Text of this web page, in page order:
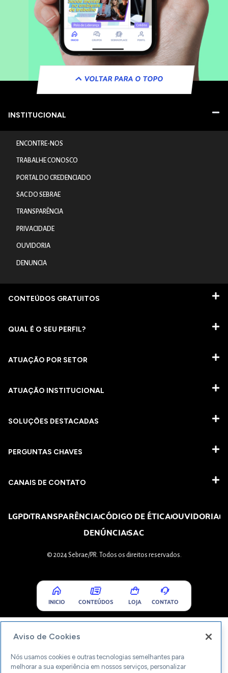
VOLTAR PARA O TOPO
INSTITUCIONAL
ENCONTRE-NOS
TRABALHE CONOSCO
PORTAL DO CREDENCIADO
SAC DO SEBRAE
TRANSPARÊNCIA
PRIVACIDADE
OUVIDORIA
DENUNCIA
CONTEÚDOS GRATUITOS
QUAL É O SEU PERFIL?
ATUAÇÃO POR SETOR
ATUAÇÃO INSTITUCIONAL
SOLUÇÕES DESTACADAS
PERGUNTAS CHAVES​
CANAIS DE CONTATO
LGPDTRANSPARÊNCIACÓDIGO DE ÉTICAOUVIDORIA
DENÚNCIASAC
© 2024 Sebrae/PR. Todos os direitos reservados.
INICIO CONTEÚDOS LOJA CONTATO
Aviso de Cookies
Nós usamos cookies e outras tecnologias semelhantes para
melhorar a sua experiência em nossos serviços, personalizar